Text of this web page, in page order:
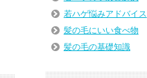
若ハゲ悩みアドバイス
髪の毛にいい食べ物
髪の毛の基礎知識